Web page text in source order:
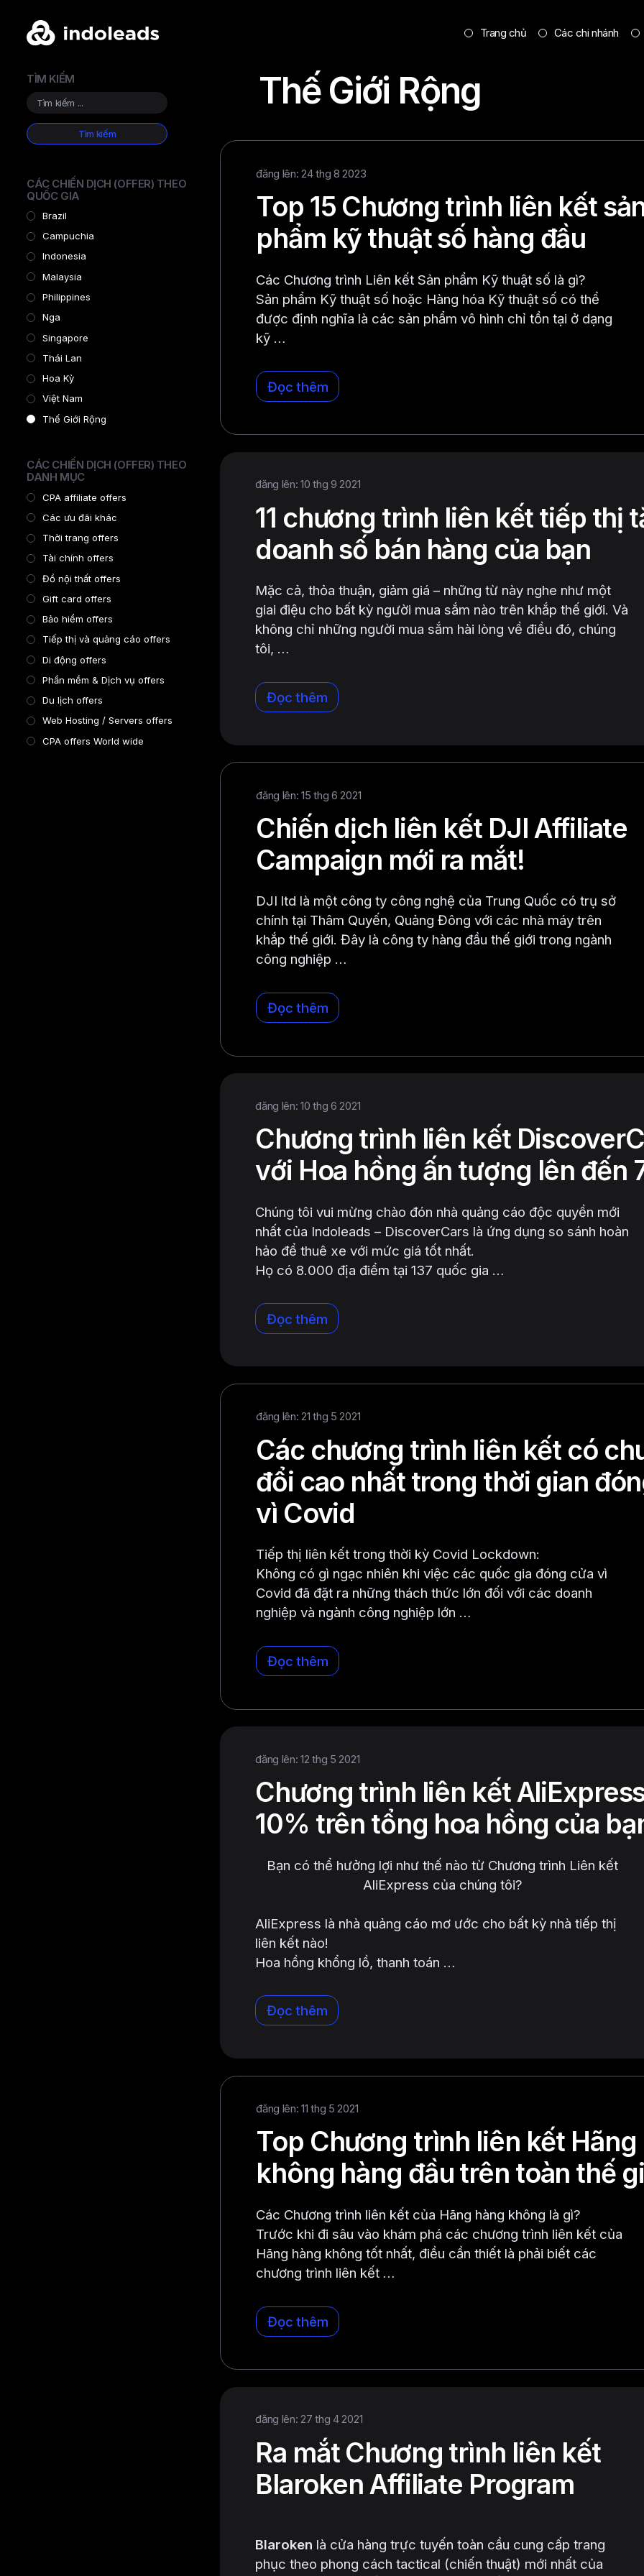
Trang chủ Các chi nhánh
TÌM KIẾM
CÁC CHIẾN DỊCH (OFFER) THEO
QUỐC GIA
Brazil
Campuchia
Indonesia
Malaysia
Philippines
Nga
Singapore
Thái Lan
Hoa Kỳ
Việt Nam
Thế Giới Rộng
CÁC CHIẾN DỊCH (OFFER) THEO
DANH MỤC
CPA affiliate offers
Các ưu đãi khác
Thời trang offers
Tài chính offers
Đồ nội thất offers
Gift card offers
Bảo hiểm offers
Tiếp thị và quảng cáo offers
Di động offers
Phần mềm & Dịch vụ offers
Du lịch offers
Web Hosting / Servers offers
CPA offers World wide
Thế Giới Rộng
đăng lên: 24 thg 8 2023
Top 15 Chương trình liên kết
phẩm kỹ thuật số hàng đầu
Các Chương trình Liên kết Sản phẩm Kỹ thuật số là gì?
Sản phẩm Kỹ thuật số hoặc Hàng hóa Kỹ thuật số có thể
được định nghĩa là các sản phẩm vô hình chỉ tồn tại ở dạng
kỹ …
Đọc thêm
đăng lên: 10 thg 9 2021
11 chương trình liên kết tiếp thị
doanh số bán hàng của bạn
Mặc cả, thỏa thuận, giảm giá – những từ này nghe như một
giai điệu cho bất kỳ người mua sắm nào trên khắp thế giới. Và
không chỉ những người mua sắm hài lòng về điều đó, chúng
tôi, …
Đọc thêm
đăng lên: 15 thg 6 2021
Chiến dịch liên kết DJI Affiliate
Campaign mới ra mắt!
DJI ltd là một công ty công nghệ của Trung Quốc có trụ sở
chính tại Thâm Quyến, Quảng Đông với các nhà máy trên
khắp thế giới. Đây là công ty hàng đầu thế giới trong ngành
công nghiệp …
Đọc thêm
đăng lên: 10 thg 6 2021
Chương trình liên kết
với Hoa hồng ấn tượng lên đến
​​Chúng tôi vui mừng chào đón nhà quảng cáo độc quyền mới
nhất của Indoleads – DiscoverCars là ứng dụng so sánh hoàn
hảo để thuê xe với mức giá tốt nhất.
Họ có 8.000 địa điểm tại 137 quốc gia …
Đọc thêm
đăng lên: 21 thg 5 2021
Các chương trình liên kết có
đổi cao nhất trong thời gian
vì Covid
Tiếp thị liên kết trong thời kỳ Covid Lockdown:
Không có gì ngạc nhiên khi việc các quốc gia đóng cửa vì
Covid đã đặt ra những thách thức lớn đối với các doanh
nghiệp và ngành công nghiệp lớn …
Đọc thêm
đăng lên: 12 thg 5 2021
Chương trình liên kết
10% trên tổng hoa hồng của
Bạn có thể hưởng lợi như thế nào từ Chương trình Liên kết
AliExpress của chúng tôi?
AliExpress là nhà quảng cáo mơ ước cho bất kỳ nhà tiếp thị
liên kết nào!
Hoa hồng khổng lồ, thanh toán …
Đọc thêm
đăng lên: 11 thg 5 2021
Top Chương trình liên kết Hãng
không hàng đầu trên toàn thế
Các Chương trình liên kết của Hãng hàng không là gì?
Trước khi đi sâu vào khám phá các chương trình liên kết của
Hãng hàng không tốt nhất, điều cần thiết là phải biết các
chương trình liên kết …
Đọc thêm
đăng lên: 27 thg 4 2021
Ra mắt Chương trình liên kết
Blaroken Affiliate Program
Blaroken là cửa hàng trực tuyến toàn cầu cung cấp trang
phục theo phong cách tactical (chiến thuật) mới nhất của